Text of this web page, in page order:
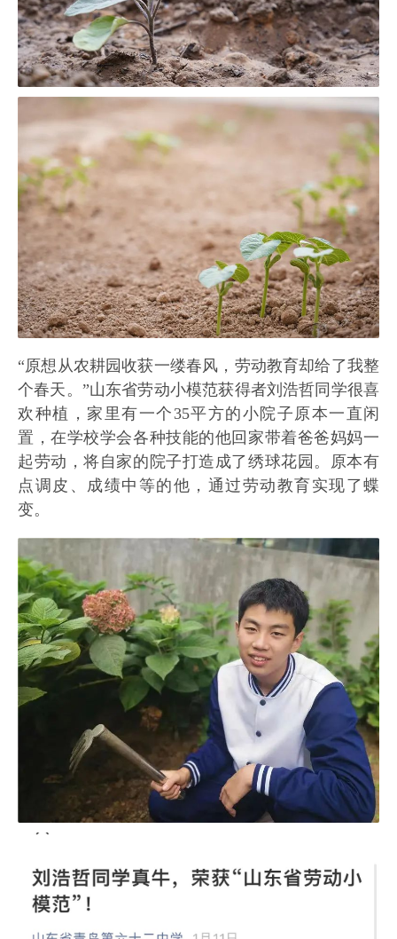
“原想从农耕园收获一缕春风，劳动教育却给了我整
个春天。”山东省劳动小模范获得者刘浩哲同学很喜
欢种植，家里有一个35平方的小院子原本一直闲
置，在学校学会各种技能的他回家带着爸爸妈妈一
起劳动，将自家的院子打造成了绣球花园。原本有
点调皮、成绩中等的他，通过劳动教育实现了蝶
变。